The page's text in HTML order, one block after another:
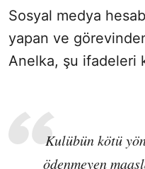
Sosyal medya
yapan ve
Anelka, şu ifadeleri
Kulübün kötü
ödenmeyen